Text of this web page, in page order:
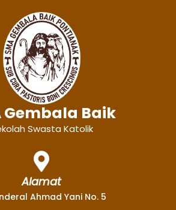
Gembala Baik
Swasta Katolik
Alamat
Ahmad Yani No. 5